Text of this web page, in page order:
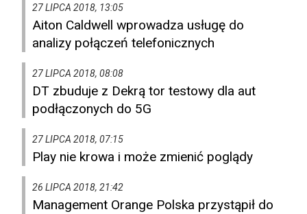
27 LIPCA 2018, 13:05
Aiton Caldwell wprowadza usługę do
analizy połączeń telefonicznych
27 LIPCA 2018, 08:08
DT zbuduje z Dekrą tor testowy dla aut
podłączonych do 5G
27 LIPCA 2018, 07:15
Play nie krowa i może zmienić poglądy
26 LIPCA 2018, 21:42
Management Orange Polska przystąpił do